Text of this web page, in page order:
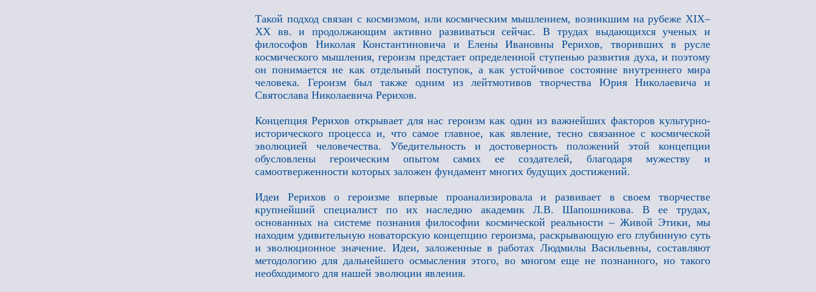
Такой подход связан с космизмом, или космическим мышлением, возникшим на рубеже XIX–
XX вв. и продолжающим активно развиваться сейчас. В трудах выдающихся ученых и
философов Николая Константиновича и Елены Ивановны Рерихов, творивших в русле
космического мышления, героизм предстает определенной ступенью развития духа, и поэтому
он понимается не как отдельный поступок, а как устойчивое состояние внутреннего мира
человека. Героизм был также одним из лейтмотивов творчества Юрия Николаевича и
Святослава Николаевича Рерихов.
Концепция Рерихов открывает для нас героизм как один из важнейших факторов культурно-
исторического процесса и, что самое главное, как явление, тесно связанное с космической
эволюцией человечества. Убедительность и достоверность положений этой концепции
обусловлены героическим опытом самих ее создателей, благодаря мужеству и
самоотверженности которых заложен фундамент многих будущих достижений.
Идеи Рерихов о героизме впервые проанализировала и развивает в своем творчестве
крупнейший специалист по их наследию академик Л.В. Шапошникова. В ее трудах,
основанных на системе познания философии космической реальности – Живой Этики, мы
находим удивительную новаторскую концепцию героизма, раскрывающую его глубинную суть
и эволюционное значение. Идеи, заложенные в работах Людмилы Васильевны, составляют
методологию для дальнейшего осмысления этого, во многом еще не познанного, но такого
необходимого для нашей эволюции явления.